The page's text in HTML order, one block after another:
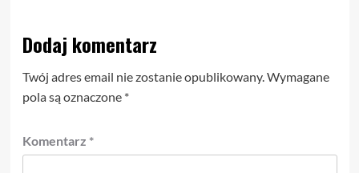
Dodaj komentarz
Twój adres email nie zostanie opublikowany.Wymagane
pola są oznaczone *
Komentarz *